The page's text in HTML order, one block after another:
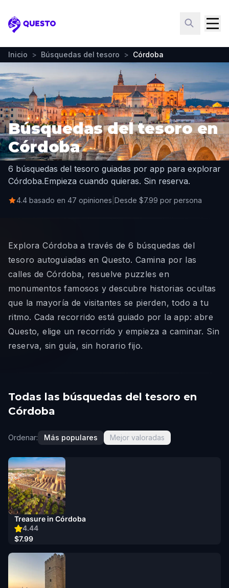
Questo
Inicio > Búsquedas del tesoro > Córdoba
Búsquedas del tesoro en
Córdoba
6 búsquedas del tesoro guiadas por app para explorar
Córdoba.Empieza cuando quieras. Sin reserva.
4.4 basado en 47 opiniones Desde $7.99 por persona
Explora Córdoba a través de 6 búsquedas del
tesoro autoguiadas en Questo. Camina por las
calles de Córdoba, resuelve puzzles en
monumentos famosos y descubre historias ocultas
que la mayoría de visitantes se pierden, todo a tu
ritmo. Cada recorrido está guiado por la app: abre
Questo, elige un recorrido y empieza a caminar. Sin
reserva, sin guía, sin horario fijo.
Todas las búsquedas del tesoro en
Córdoba
Ordenar: Más populares Mejor valoradas
4.44
Treasure in Córdoba
$7.99